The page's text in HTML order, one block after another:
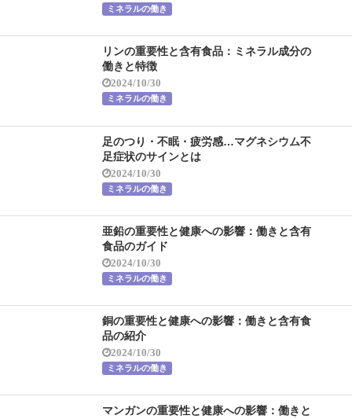
ミネラルの働き
リンの重要性と含有食品：ミネラル成分の
働きと特徴
2024/10/30
ミネラルの働き
足のつり・不眠・疲労感…マグネシウム不
足症状のサインとは
2024/10/30
ミネラルの働き
亜鉛の重要性と健康への影響：働きと含有
食品のガイド
2024/10/30
ミネラルの働き
銅の重要性と健康への影響：働きと含有食
品の紹介
2024/10/30
ミネラルの働き
マンガンの重要性と健康への影響：働きと